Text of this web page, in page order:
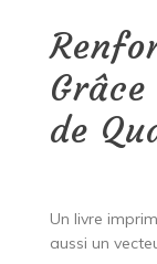
de
Un livre
aussi un